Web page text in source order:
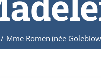
/ Mme Romen (née